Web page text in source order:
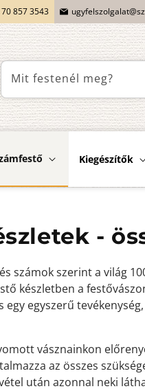
857 3543
Mit festenél meg?
Kiegészítők
-
számok szerint a világ
készletben a
egyszerű
vásznainkon
az összes
után azonnal neki